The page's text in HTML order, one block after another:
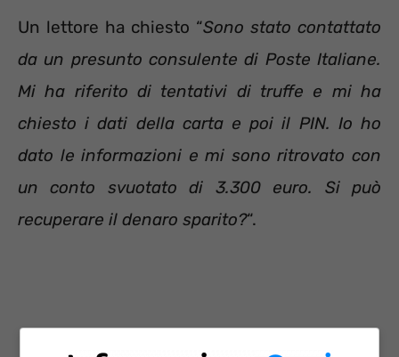
Un lettore ha chiesto “Sono stato contattato
da un presunto consulente di Poste Italiane.
Mi ha riferito di tentativi di truffe e mi ha
chiesto i dati della carta e poi il PIN. Io ho
dato le informazioni e mi sono ritrovato con
un conto svuotato di 3.300 euro. Si può
recuperare il denaro sparito?“.